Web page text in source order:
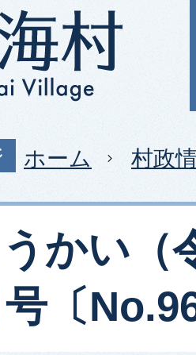
ホーム 村政
かい（
〔